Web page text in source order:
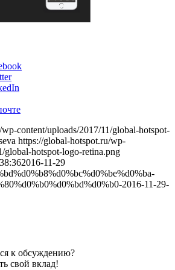
content/uploads/2017/11/global-hotspot-
https://global-hotspot.ru/wp-
global-hotspot-logo-retina.png
2016-11-29
2016-11-29-
к обсуждению?
свой вклад!